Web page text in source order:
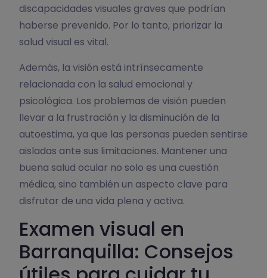
discapacidades visuales graves que podrían
haberse prevenido. Por lo tanto, priorizar la
salud visual es vital.
Además, la visión está intrínsecamente
relacionada con la salud emocional y
psicológica. Los problemas de visión pueden
llevar a la frustración y la disminución de la
autoestima, ya que las personas pueden sentirse
aisladas ante sus limitaciones. Mantener una
buena salud ocular no solo es una cuestión
médica, sino también un aspecto clave para
disfrutar de una vida plena y activa.
Examen visual en
Barranquilla: Consejos